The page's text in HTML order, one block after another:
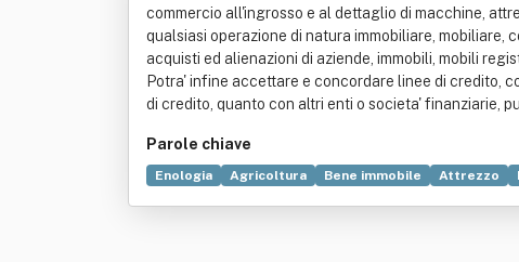
commercio all'ingrosso e al dettaglio di macchine,
qualsiasi operazione di natura immobiliare,
acquisti ed alienazioni di aziende, immobili, mobili
Potra' infine accettare e concordare linee di credito,
di credito, quanto con altri enti o societa' finanziarie,
Parole chiave
Enologia Agricoltura Bene immobile Attrezzo